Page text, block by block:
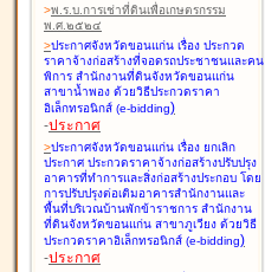
>พ.ร.บ.การเช่าที่ดินเพื่อเกษตรกรรม
พ.ศ.๒๕๒๔
>ประกาศจังหวัดขอนแก่น เรื่อง ประกวด
ราคาจ้างก่อสร้างที่จอดรถประชาชนและคน
พิการ สำนักงานที่ดินจังหวัดขอนแก่น
สาขาน้ำพอง ด้วยวิธีประกวดราคา
อิเล็กทรอนิกส์ (e-bidding)
-ประกาศ
>ประกาศจังหวัดขอนแก่น เรื่อง ยกเลิก
ประกาศ ประกวดราคาจ้างก่อสร้างปรับปรุง
อาคารที่ทำการและสิ่งก่อสร้างประกอบ โดย
การปรับปรุงต่อเติมอาคารสำนักงานและ
พื้นที่บริเวณบ้านพักข้าราชการ สำนักงาน
ที่ดินจังหวัดขอนแก่น สาขาภูเวียง ด้วยวิธี
ประกวดราคาอิเล็กทรอนิกส์ (e-bidding)
-ประกาศ